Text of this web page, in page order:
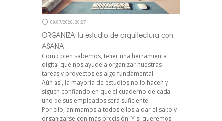
09/07/2026, 20:27
ORGANIZA tu estudio de arquitectura con
ASANA
Como bien sabemos, tener una herramienta
digital que nos ayude a organizar nuestras
tareas y proyectos es algo fundamental.
Aún así, la mayoría de estudios no lo hacen y
siguen confiando en que el cuaderno de cada
uno de sus empleados será suficiente.
Por ello, animamos a todos ellos a dar el salto y
organizarse con más precisión. Y si queremos